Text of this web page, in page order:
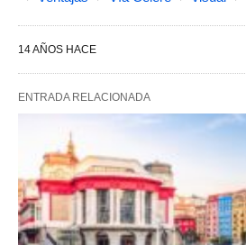
14 AÑOS HACE
ENTRADA RELACIONADA